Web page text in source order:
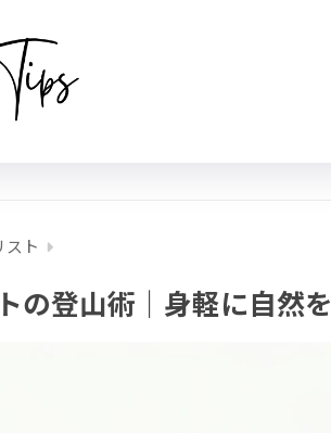
スト
の登山術｜身軽に自然